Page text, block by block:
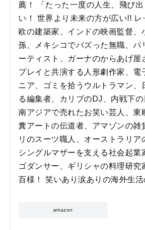
薦！ 「たった一度の人生、飛び
い！ 世界より未来の方が広い!! レ
欧の建築家、インドの映画監督、
孫、メキシコでバズった無職、パ
ーティスト、ガーナのからあげ屋
プレイと共演する人形劇作家、電
ニア、ゴミを拾うウルトラマン、
る編集者、カリブのDJ、内戦下
南アジアで売れたお笑い芸人、東
糞アートの伝道者、アマゾンの雑
リのスーツ職人、オーストラリア
シングルマザーを支える社会起業
ゴダンサー、ギリシャの料理研
百様！ 笑いあり涙ありの海外生活
amazon